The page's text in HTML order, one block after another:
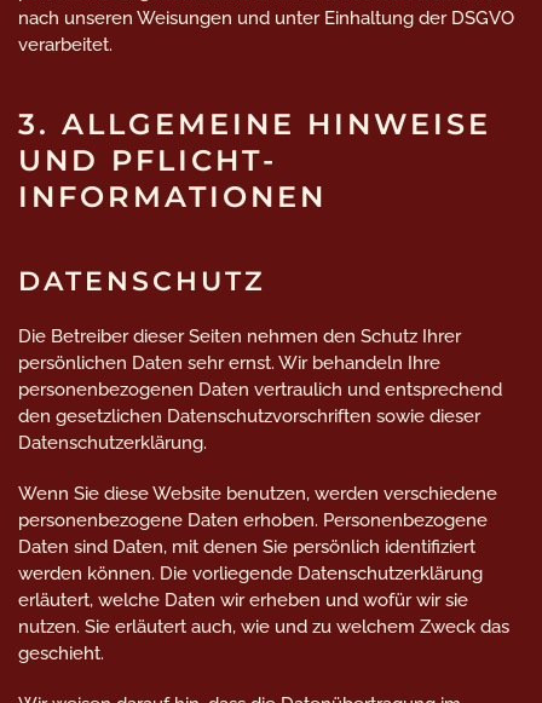
nach unseren Weisungen und unter Einhaltung der DSGVO
verarbeitet.
3. ALLGEMEINE HINWEISE
UND PFLICHT­
INFORMATIONEN
DATENSCHUTZ
Die Betreiber dieser Seiten nehmen den Schutz Ihrer
persönlichen Daten sehr ernst. Wir behandeln Ihre
personenbezogenen Daten vertraulich und entsprechend
den gesetzlichen Datenschutzvorschriften sowie dieser
Datenschutzerklärung.
Wenn Sie diese Website benutzen, werden verschiedene
personenbezogene Daten erhoben. Personenbezogene
Daten sind Daten, mit denen Sie persönlich identifiziert
werden können. Die vorliegende Datenschutzerklärung
erläutert, welche Daten wir erheben und wofür wir sie
nutzen. Sie erläutert auch, wie und zu welchem Zweck das
geschieht.